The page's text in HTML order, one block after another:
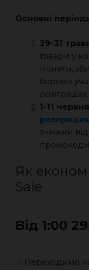
Основні
29-31
товари у
монети,
беремо
розіграшах.
1-11
знижки
Як
Sale
Від 1:00
✅ Переходимо